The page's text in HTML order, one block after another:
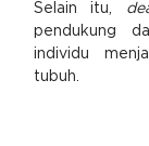
Selain itu,
pendukung
individu
tubuh.